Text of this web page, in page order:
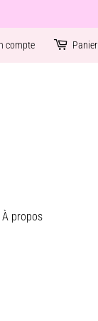
compte Panier
À propos